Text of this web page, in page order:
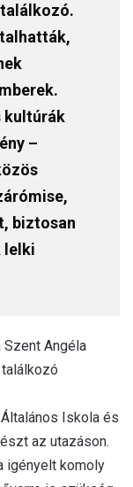
kultúrák
–
biztosan
lelki
Angéla
Iskola és
az utazáson.
igényelt komoly